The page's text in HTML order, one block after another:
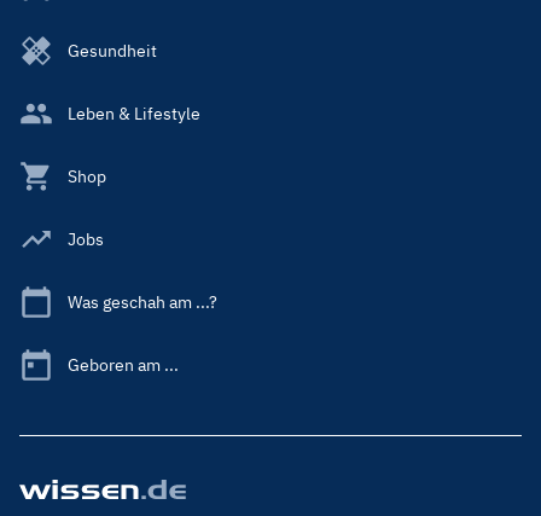
Gesundheit
Leben & Lifestyle
Shop
Jobs
Was geschah am ...?
Geboren am ...